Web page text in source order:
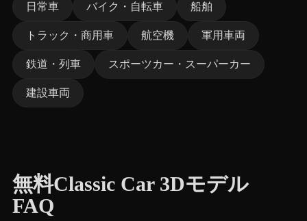
日常車 バイク・自転車 船舶
トラック・商用車 航空機 軍用車両
鉄道・列車 スポーツカー・スーパーカー
建設車両
無料Classic Car 3Dモデル
FAQ